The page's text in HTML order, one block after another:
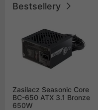
Bestsellery
Zasilacz Seasonic Core
BC-650 ATX 3.1 Bronze
650W